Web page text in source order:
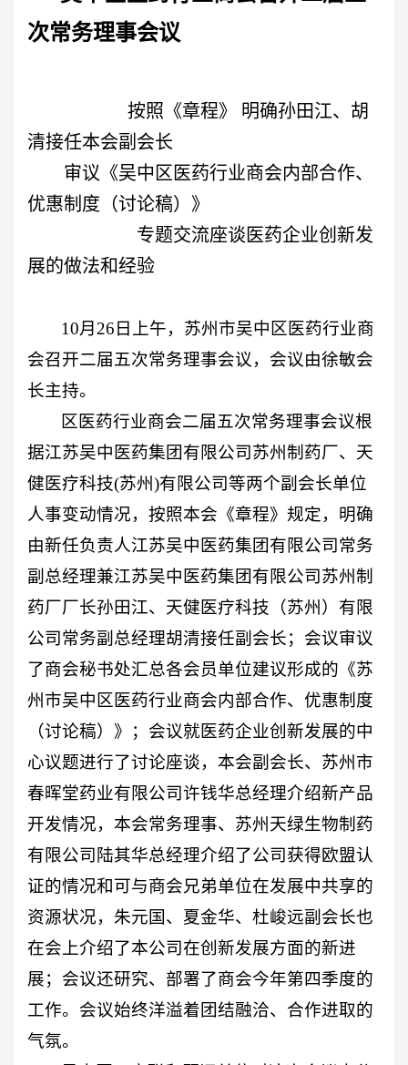
次常务理事会议
按照《章程》 明确孙田江、胡
清接任本会副会长
审议《吴中区医药行业商会内部合作、
优惠制度（讨论稿）》
专题交流座谈医药企业创新发
展的做法和经验
10月 26 日
上午，苏州市吴中区医药行业商
会召开二届五次常务理事会议 ，会议由徐敏会
长主持。
区医药行业商会二届五次常务理事会议根
据江苏吴中医药集团有限公司苏州制药厂、天
健医疗科技(苏州)有限公司等两个副会长单位
人事变动情况，按照本会《章程》规定，明确
由新任负责人江苏吴中医药集团有限公司常务
副总经理兼江苏吴中医药集团有限公司苏州制
药厂厂长孙田江、 天健医疗科技（苏州）有限
公司常务副总经理胡清接任副会长；会议审议
了商会秘书处汇总各会员单位建议形成的 《苏
州市吴中区医药行业商会内部合作、优惠制度
（讨论稿）》；会议就医药企业创新发展的中
心议题进行了讨论座谈，本会副会长、苏州市
春晖堂药业有限公司许钱华总经理介绍新产品
开发情况，本会常务理事、苏州天绿生物制药
有限公司陆其华总经理介绍了公司获得欧盟认
证的情况和可与商会兄弟单位在发展中共享的
资源状况，朱元国、夏金华、杜峻远副会长也
在会上介绍了本公司在创新发展方面的新进
展；会议还研究、部署了商会今年第四季度的
工作。会议始终洋溢着团结融洽、合作进取的
气氛。